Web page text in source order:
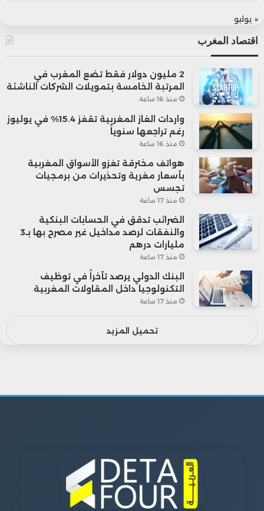
« يوليو
اقتصاد المغرب
2 مليون دولار فقط تضع المغرب في
المرتبة الخامسة بتمويلات الشركات الناشئة
منذ 16 ساعة
واردات الغاز المغربية تقفز 15.4% في يوليوز
رغم تراجعها سنوياً
منذ 16 ساعة
هواتف مخترقة تغزو الأسواق المغربية
بأسعار مغرية وتحذيرات من برمجيات
تجسس
منذ 17 ساعة
الضرائب تدقق في الحسابات البنكية
والنفقات لرصد مداخيل غير مصرح بها بـ3
مليارات درهم
منذ 17 ساعة
البنك الدولي يرصد تأخراً في توظيف
التكنولوجيا داخل المقاولات المغربية
منذ 17 ساعة
تحميل المزيد